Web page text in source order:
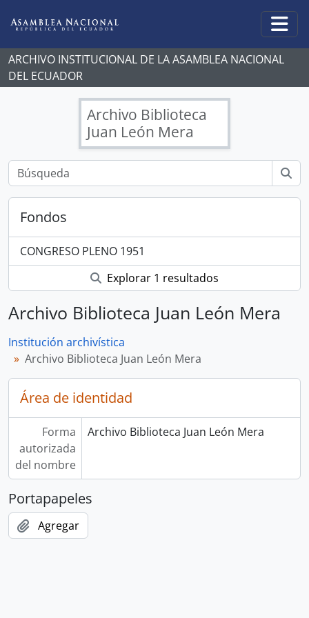
ARCHIVO INSTITUCIONAL DE LA ASAMBLEA NACIONAL
DEL ECUADOR
Archivo Biblioteca
Juan León Mera
Fondos
CONGRESO PLENO 1951
Explorar 1 resultados
Archivo Biblioteca Juan León Mera
Institución archivística
Archivo Biblioteca Juan León Mera
Área de identidad
Forma
autorizada
del nombre
Archivo Biblioteca Juan León Mera
Portapapeles
Agregar